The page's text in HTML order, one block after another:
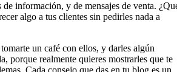
de información, y de mensajes de venta.
algo a tus clientes sin pedirles nada a
un café con ellos, y darles algún
porque realmente quieres mostrarles que te